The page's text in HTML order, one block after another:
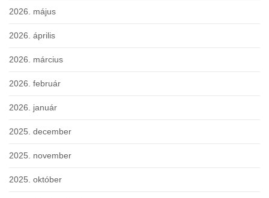
2026. május
2026. április
2026. március
2026. február
2026. január
2025. december
2025. november
2025. október